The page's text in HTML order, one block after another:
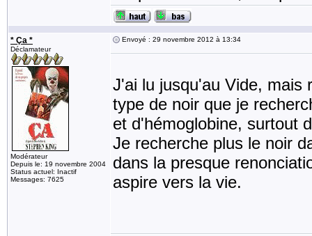
* Ça *
Déclamateur
Modérateur
Depuis le: 19 novembre 2004
Status actuel: Inactif
Messages: 7625
Envoyé : 29 novembre 2012 à 13:34
J'ai lu jusqu'au Vide, mais
type de noir que je
et d'hémoglobine, surtout
Je recherche plus le noir
dans la presque
aspire vers la vie.